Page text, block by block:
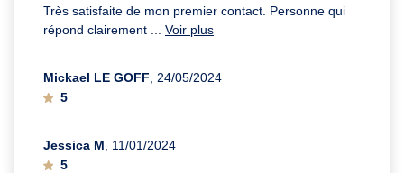
Très satisfaite de mon premier contact. Personne qui
répond clairement ... Voir plus
Mickael LE GOFF, 24/05/2024
5
Jessica M, 11/01/2024
5